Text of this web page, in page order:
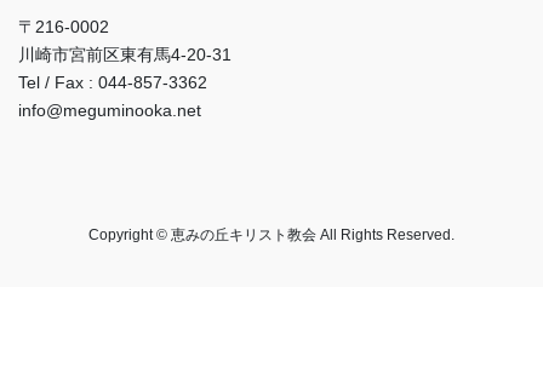
〒216-0002
川崎市宮前区東有馬4-20-31
Tel / Fax : 044‐857-3362
info@meguminooka.net
Copyright © 恵みの丘キリスト教会 All Rights Reserved.